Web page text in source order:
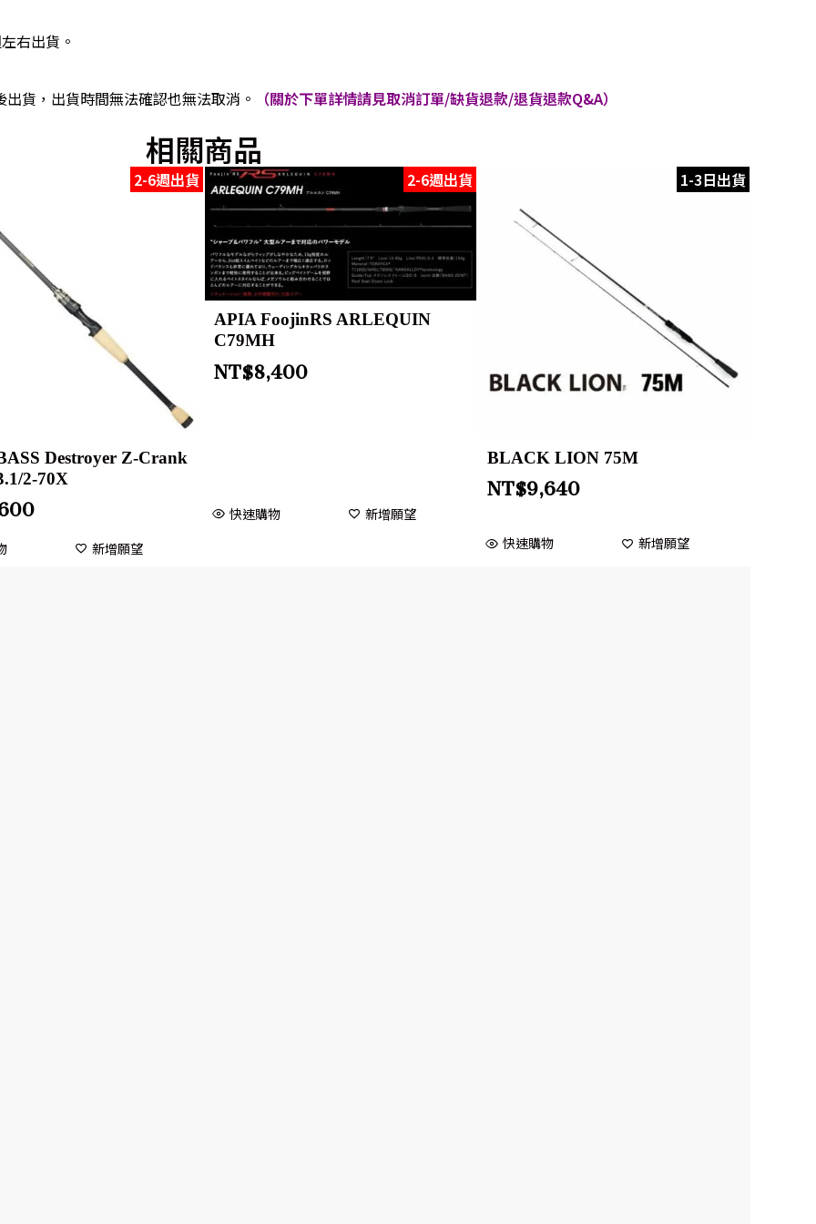
右出貨。
貨，出貨時間無法確認也無法取消。 （關於下單詳情請見取消訂單/缺貨退款/退貨退款Q&A）
相關商品
2-6週出貨
Destroyer Z-Crank
2-70X
新增願望
2-6週出貨
APIA FoojinRS ARLEQUIN
C79MH
NT$8,400
快速購物 新增願望
1-3日出貨
BLACK LION 75M
NT$9,640
快速購物 新增願望